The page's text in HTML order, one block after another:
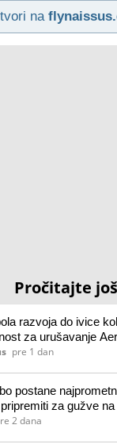
na
Pročitajte još
razvoja do ivice
za urušavanje
pre 1 dan
postane
za gužve
2 dana